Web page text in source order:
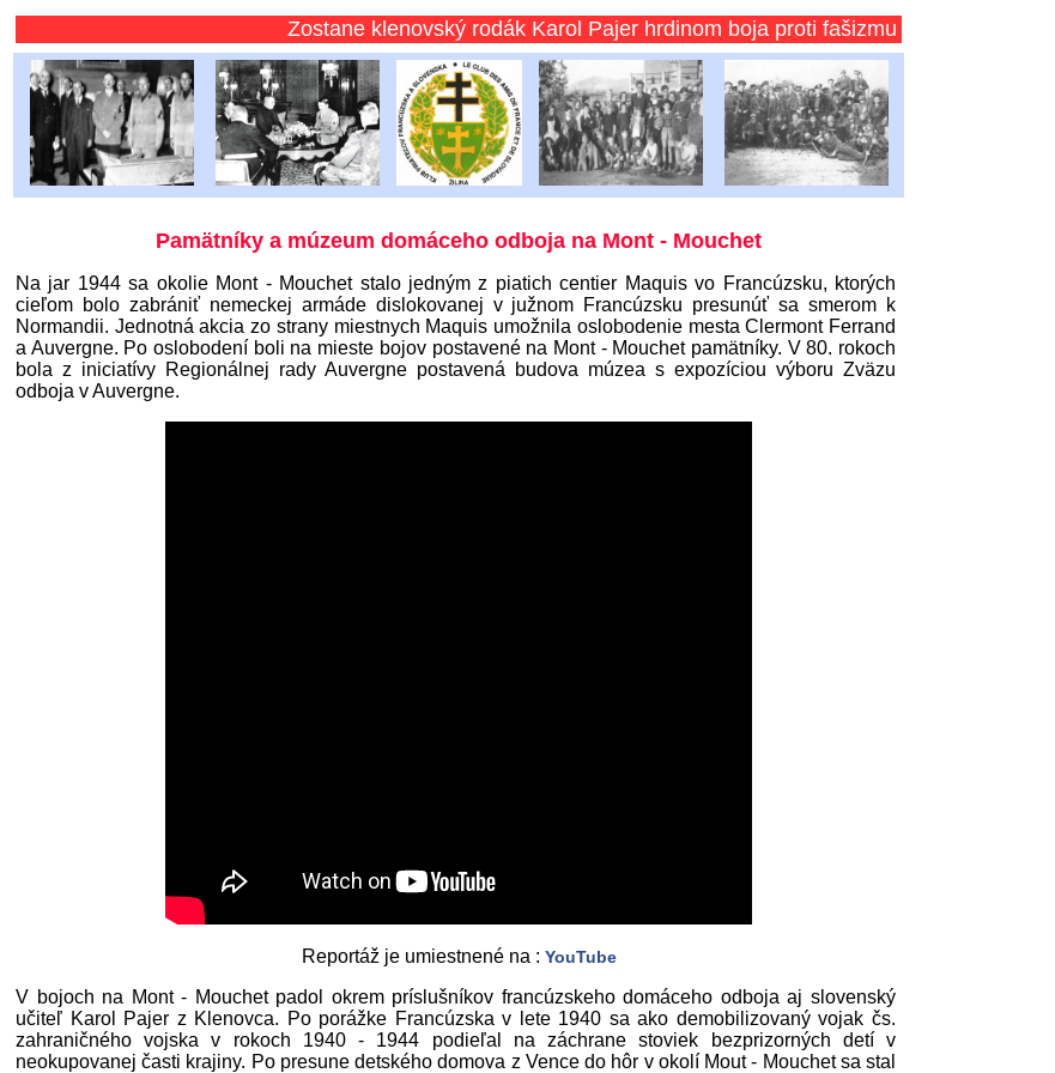
Zostane klenovský rodák Karol Pajer hrdinom boja proti fašizmu iba vo Francúzsku ?
Pamätníky a múzeum domáceho odboja na Mont - Mouchet
Na jar 1944 sa okolie Mont - Mouchet stalo jedným z piatich centier Maquis vo Francúzsku, ktorých
cieľom bolo zabrániť nemeckej armáde dislokovanej v južnom Francúzsku presunúť sa smerom k
Normandii. Jednotná akcia zo strany miestnych Maquis umožnila oslobodenie mesta Clermont Ferrand
a Auvergne. Po oslobodení boli na mieste bojov postavené na Mont - Mouchet pamätníky. V 80. rokoch
bola z iniciatívy Regionálnej rady Auvergne postavená budova múzea s expozíciou výboru Zväzu
odboja v Auvergne.
Reportáž je umiestnené na : YouTube
V bojoch na Mont - Mouchet padol okrem príslušníkov francúzskeho domáceho odboja aj slovenský
učiteľ Karol Pajer z Klenovca. Po porážke Francúzska v lete 1940 sa ako demobilizovaný vojak čs.
zahraničného vojska v rokoch 1940 - 1944 podieľal na záchrane stoviek bezprizorných detí v
neokupovanej časti krajiny. Po presune detského domova z Vence do hôr v okolí Mout - Mouchet sa stal